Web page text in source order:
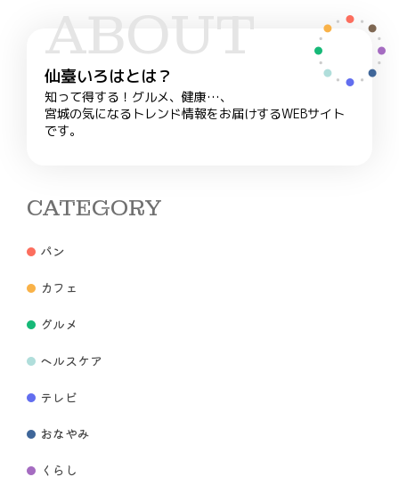
ABOUT
仙臺いろはとは？
知って得する！グルメ、健康…、
宮城の気になるトレンド情報をお届けするWEBサイト
です。
CATEGORY
パン
カフェ
グルメ
ヘルスケア
テレビ
おなやみ
くらし